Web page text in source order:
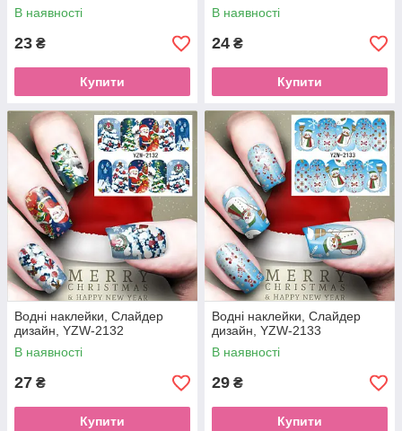
В наявності
23 ₴
Купити
В наявності
24 ₴
Купити
Водні наклейки, Слайдер
дизайн, YZW-2132
В наявності
27 ₴
Купити
Водні наклейки, Слайдер
дизайн, YZW-2133
В наявності
29 ₴
Купити